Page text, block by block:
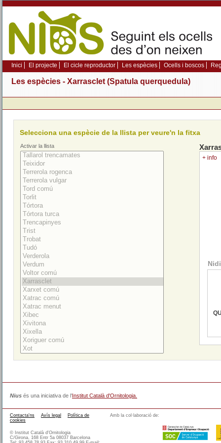
Inici El projecte El cicle reproductor Les espècies Ocells i boscos
Les espècies - Xarrasclet (Spatula querquedula)
Selecciona una espècie de la llista per veure'n la fitxa
Activar la llista
+ info
Nius és una iniciativa de l'Institut Català d'Ornitologia.
Amb la col·laboració de:
Contacta'ns Avís legal
Política de
cookies
© Institut Català d'Ornitologia
C/Girona, 168 Entr 5a 08037 Barcelona